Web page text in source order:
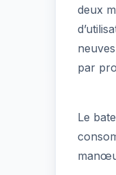
deux
par
Le